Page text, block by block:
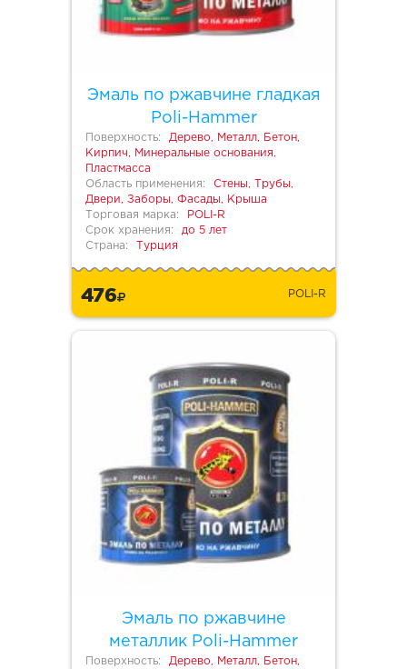
Эмаль по ржавчине гладкая
Poli-Hammer
Поверхность:
Дерево, Металл, Бетон,
Кирпич, Минеральные основания,
Пластмасса
Область применения:
Стены, Трубы,
Двери, Заборы, Фасады, Крыша
Торговая марка:
POLI-R
Срок хранения:
до 5 лет
Страна:
Турция
476 POLI-R
Эмаль по ржавчине
металлик Poli-Hammer
Поверхность: Дерево, Металл, Бетон,